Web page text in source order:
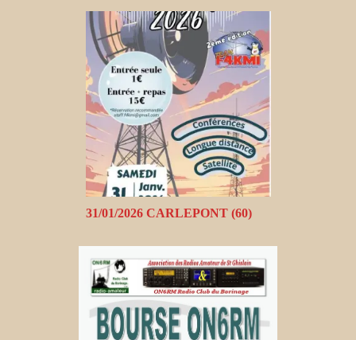
31/01/2026 CARLEPONT (60)